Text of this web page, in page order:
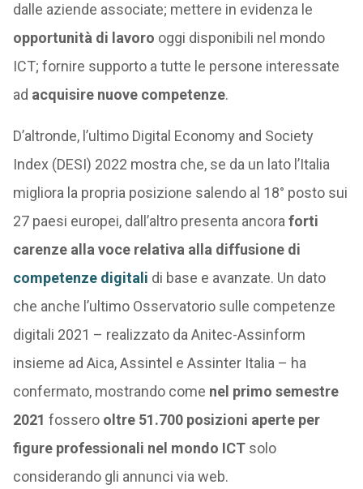
dalle aziende associate; mettere in evidenza le
opportunità di lavoro oggi disponibili nel mondo
ICT; fornire supporto a tutte le persone interessate
ad acquisire nuove competenze.
D’altronde, l’ultimo Digital Economy and Society
Index (DESI) 2022 mostra che, se da un lato l’Italia
migliora la propria posizione salendo al 18° posto sui
27 paesi europei, dall’altro presenta ancora forti
carenze alla voce relativa alla diffusione di
competenze digitali di base e avanzate. Un dato
che anche l’ultimo Osservatorio sulle competenze
digitali 2021 – realizzato da Anitec-Assinform
insieme ad Aica, Assintel e Assinter Italia – ha
confermato, mostrando come nel primo semestre
2021 fosserooltre 51.700 posizioni aperte per
figure professionali nel mondo ICTsolo
considerando gli annunci via web.